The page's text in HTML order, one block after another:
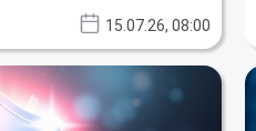
15.07.26, 08:00